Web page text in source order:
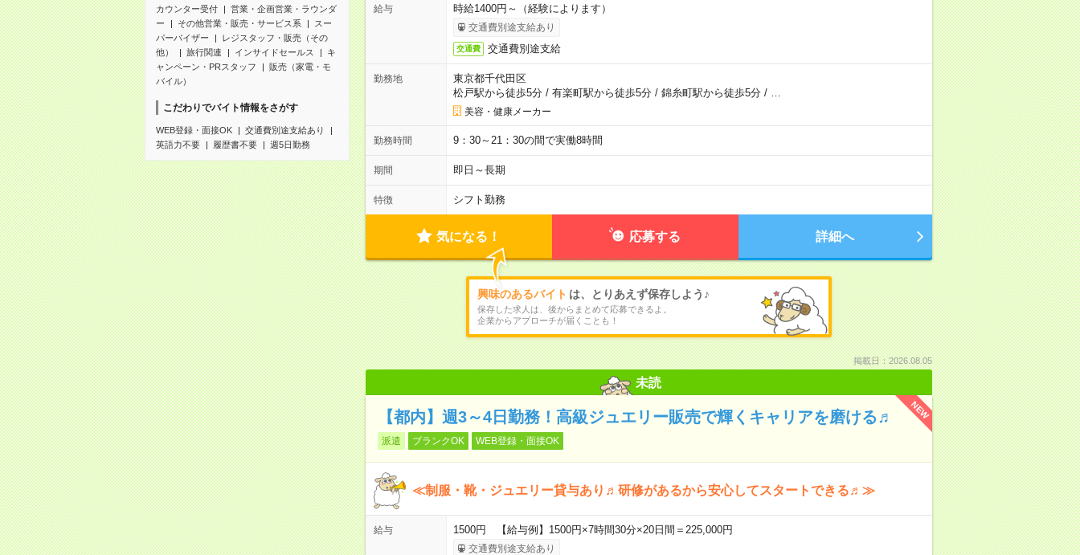
カウンター受付
営業・企画営業・ラウンダ
ー
その他営業・販売・サービス系
スー
パーバイザー
レジスタッフ・販売（その
他）
旅行関連 インサイドセールス
キ
ャンペーン・PRスタッフ
販売（家電・モ
バイル）
こだわりでバイト情報をさがす
WEB登録・面接OK
交通費別途支給あり
英語力不要
履歴書不要 週5日勤務
給与 時給1400円～（経験によります）
交通費別途支給あり
交通費 交通費別途支給
勤務地
東京都千代田区
松戸駅から徒歩5分/ 有楽町駅から徒歩5分/ 錦糸町駅から徒歩5分/
美容・健康メーカー
勤務時間 9：30～21：30の間で実働8時間
期間 即日～長期
特徴 シフト勤務
気になる！ 応募する 詳細へ
興味のあるバイト は、とりあえず保存しよう♪
保存した求人は、後からまとめて応募できるよ。
企業からアプローチが届くことも！
掲載日：2026.08.05
未読
NEW
【都内】週3～4日勤務！高級ジュエリー販売で輝くキャリアを磨ける♬
派遣 ブランクOK WEB登録・面接OK
≪制服・靴・ジュエリー貸与あり♬研修があるから安心してスタートできる♬≫
給与 1500円 【給与例】1500円×7時間30分×20日間＝225,000円
交通費別途支給あり